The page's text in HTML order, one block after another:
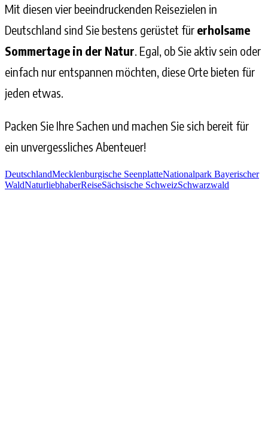
Mit diesen vier beeindruckenden Reisezielen in
Deutschland sind Sie bestens gerüstet für erholsame
Sommertage in der Natur . Egal, ob Sie aktiv sein oder
einfach nur entspannen möchten, diese Orte bieten für
jeden etwas.
Packen Sie Ihre Sachen und machen Sie sich bereit für
ein unvergessliches Abenteuer!
DeutschlandMecklenburgische SeenplatteNationalpark Bayerischer
WaldNaturliebhaberReiseSächsische SchweizSchwarzwald